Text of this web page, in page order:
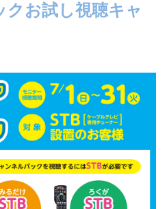
お試し視聴キャ